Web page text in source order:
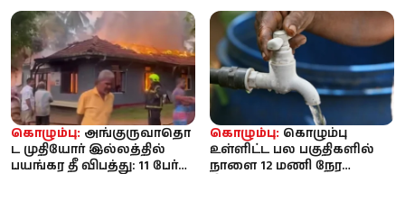
பறவை ...
கொழும்பு: அங்குருவாதொ
ட முதியோர் இல்லத்தில்
பயங்கர தீ விபத்து: 11 பேர்
கொழும்பு: கொழும்பு
உள்ளிட்ட பல பகுதிகளில்
நாளை 12 மணி நேர